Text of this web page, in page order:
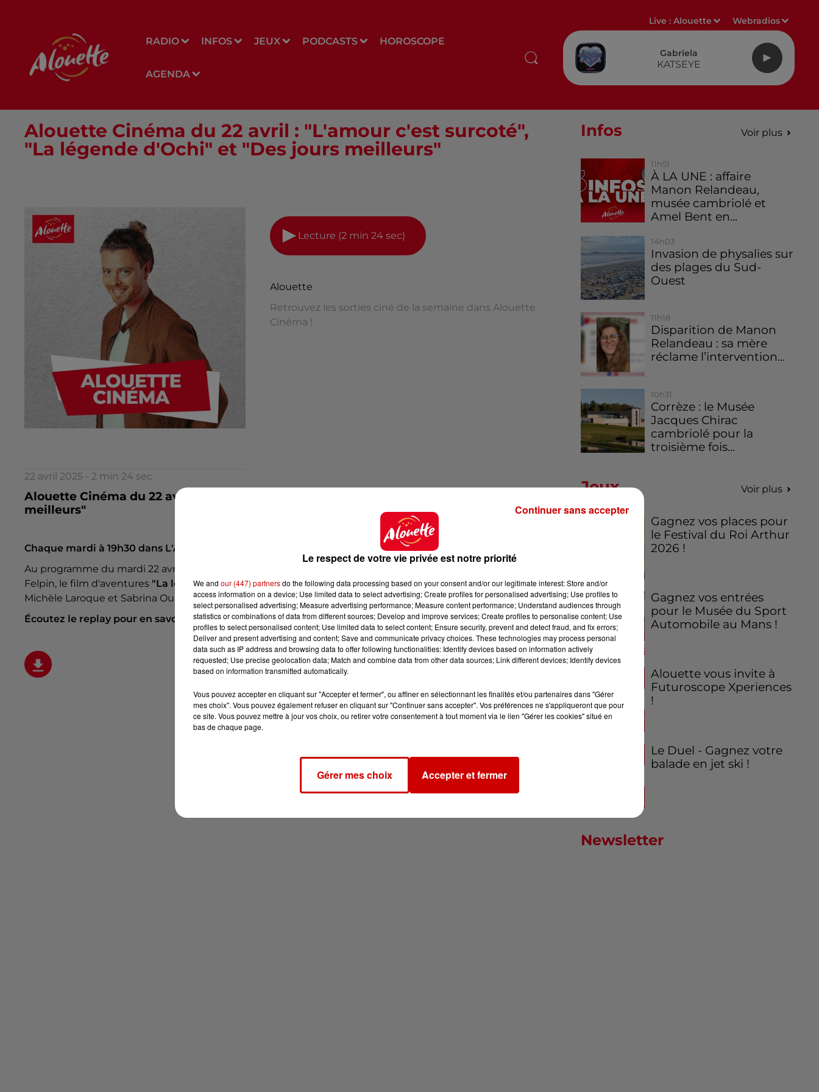
RADIO INFOS JEUX PODCASTS HOROSCOPE
AGENDA
Live :Alouette Webradios
Gabriela
KATSEYE
Alouette Cinéma du 22 avril : "L'amour c'est surcoté",
"La légende d'Ochi" et "Des jours meilleurs"
Lecture (2 min 24 sec)
Alouette
Retrouvez les sorties ciné de la semaine dans Alouette
Cinéma !
22 avril 2025 - 2 min 24 sec
Alouette Cinéma du 22 avril : "L'amour c'est surcoté", "La légende d'Ochi" et "Des jours
meilleurs"
Chaque mardi à 19h30 dans L'Access Alouette, faites le plein d'infos cinéma !
Au programme du mardi 22 avril : la comédie romantique
Felpin, le film d'aventures "La légende d'Ochi" et la comédie"Des jours meilleurs"avecValérie Bonneton,
Michèle Laroque et Sabrina Ouazani.
Écoutez le replay pour en savoir plus :
Infos Voir plus
11h51
À LA UNE : affaire
Manon Relandeau,
musée cambriolé et
Amel Bent en...
14h03
Invasion de physalies sur
des plages du Sud-
Ouest
11h18
Disparition de Manon
Relandeau : sa mère
réclame l’intervention...
10h31
Corrèze : le Musée
Jacques Chirac
cambriolé pour la
troisième fois...
Jeux Voir plus
Gagnez vos places pour
le Festival du Roi Arthur
2026 !
Gagnez vos entrées
pour le Musée du Sport
Automobile au Mans !
Alouette vous invite à
Futuroscope Xperiences
!
Le Duel - Gagnez votre
balade en jet ski !
Newsletter
Le respect de votre vie privée est notre priorité
We and our (447) partnersdo the following data processing based on your consent and/or our legitimate interest: Store and/or
access information on a device; Use limited data to select advertising; Create profiles for personalised advertising; Use profiles to
select personalised advertising; Measure advertising performance; Measure content performance; Understand audiences through
statistics or combinations of data from different sources; Develop and improve services; Create profiles to personalise content; Use
profiles to select personalised content; Use limited data to select content; Ensure security, prevent and detect fraud, and fix errors;
Deliver and present advertising and content; Save and communicate privacy choices. These technologies may process personal
data such as IP address and browsing data to offer following functionalities: Identify devices based on information actively
requested; Use precise geolocation data; Match and combine data from other data sources; Link different devices; Identify devices
based on information transmitted automatically.
Vous pouvez accepter en cliquant sur "Accepter et fermer", ou affiner en sélectionnant les finalités et/ou partenaires dans "Gérer
mes choix". Vous pouvez également refuser en cliquant sur "Continuer sans accepter". Vos préférences ne s'appliqueront que pour
ce site. Vous pouvez mettre à jour vos choix, ou retirer votre consentement à tout moment via le lien "Gérer les cookies" situé en
bas de chaque page.
Gérer mes choix Accepter et fermer
Continuer sans accepter